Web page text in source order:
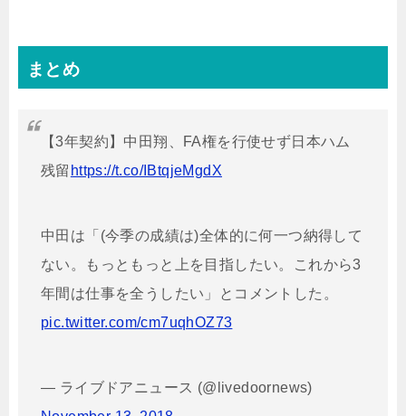
まとめ
【3年契約】中田翔、FA権を行使せず日本ハム
残留 https://t.co/IBtqjeMgdX
中田は「(今季の成績は)全体的に何一つ納得して
ない。もっともっと上を目指したい。これから3
年間は仕事を全うしたい」とコメントした。
pic.twitter.com/cm7uqhOZ73
— ライブドアニュース (@livedoornews)